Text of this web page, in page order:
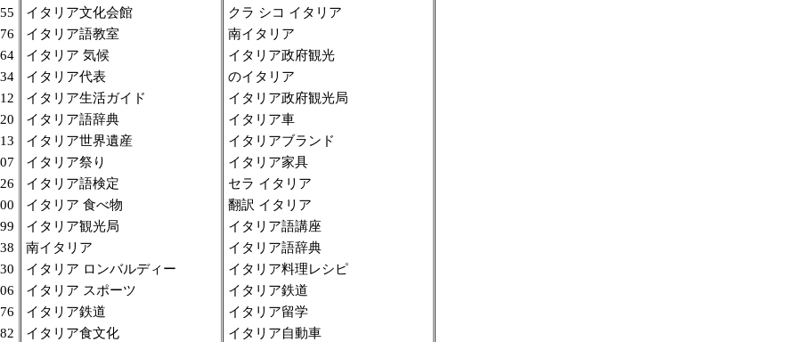
イタリア文化会館
イタリア語教室
イタリア 気候
イタリア代表
イタリア生活ガイド
イタリア語辞典
イタリア世界遺産
イタリア祭り
イタリア語検定
イタリア 食べ物
イタリア観光局
南イタリア
イタリア ロンバルディー
イタリア スポーツ
イタリア鉄道
イタリア食文化
クラ シコ イタリア
南イタリア
イタリア政府観光
のイタリア
イタリア政府観光局
イタリア車
イタリアブランド
イタリア家具
セラ イタリア
翻訳 イタリア
イタリア語講座
イタリア語辞典
イタリア料理レシピ
イタリア鉄道
イタリア留学
イタリア自動車